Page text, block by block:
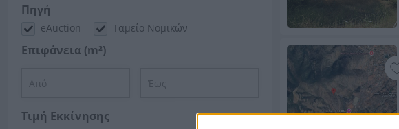
Πηγή
eAuction Ταμείο Νομικών
Επιφάνεια (m²)
Τιμή Εκκίνησης